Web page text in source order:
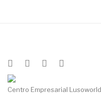
Centro Empresarial